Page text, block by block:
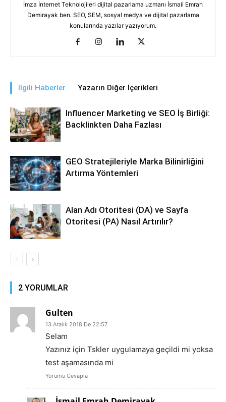
İmza İnternet Teknolojileri dijital pazarlama uzmanı İsmail Emrah
Demirayak ben. SEO, SEM, sosyal medya ve dijital pazarlama
konularında yazılar yazıyorum.
İlgili Haberler Yazarın Diğer İçerikleri
Influencer Marketing ve SEO İş Birliği:
Backlinkten Daha Fazlası
GEO Stratejileriyle Marka Bilinirliğini
Artırma Yöntemleri
Alan Adı Otoritesi (DA) ve Sayfa
Otoritesi (PA) Nasıl Artırılır?
2 YORUMLAR
Gulten
13 Aralık 2018 De 22:57
Selam
Yazınız için Tskler uygulamaya geçildi mi yoksa
test aşamasında mi
Yorumu Cevapla